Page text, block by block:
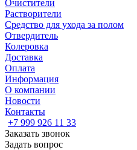
Очистители
Растворители
Средство для ухода за полом
Отвердитель
Колеровка
Доставка
Оплата
Информация
О компании
Новости
Контакты
+7 999 926 11 33
Заказать звонок
Задать вопрос